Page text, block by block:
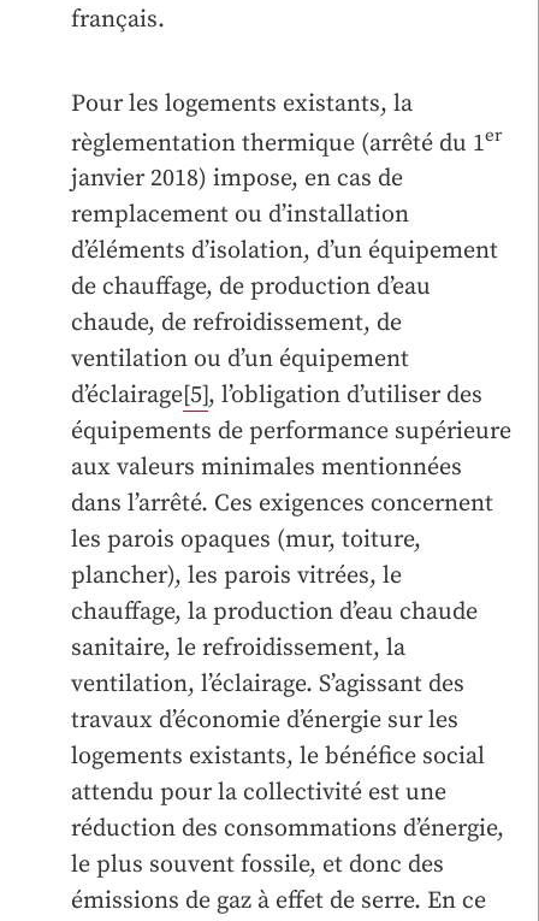
français.
Pour les logements existants, la
règlementation thermique (arrêté du 1er
janvier 2018) impose, en cas de
remplacement ou d’installation
d’éléments d’isolation, d’un équipement
de chauffage, de production d’eau
chaude, de refroidissement, de
ventilation ou d’un équipement
d’éclairage[5], l’obligation d’utiliser des
équipements de performance supérieure
aux valeurs minimales mentionnées
dans l’arrêté. Ces exigences concernent
les parois opaques (mur, toiture,
plancher), les parois vitrées, le
chauffage, la production d’eau chaude
sanitaire, le refroidissement, la
ventilation, l’éclairage. S’agissant des
travaux d’économie d’énergie sur les
logements existants, le bénéfice social
attendu pour la collectivité est une
réduction des consommations d’énergie,
le plus souvent fossile, et donc des
émissions de gaz à effet de serre. En ce